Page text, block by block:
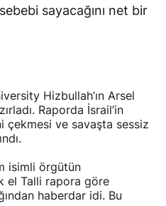
sayacağını net bir
Hizbullah’ın Arsel
Raporda İsrail’in
çekmesi ve savaşta sessiz
isimli örgütün
el Talli rapora göre
haberdar idi. Bu